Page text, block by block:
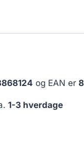
og EAN er
1-3 hverdage